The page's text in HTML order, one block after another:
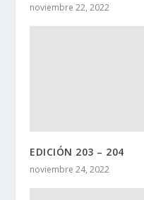
noviembre 22, 2022
EDICIÓN 203 – 204
noviembre 24, 2022